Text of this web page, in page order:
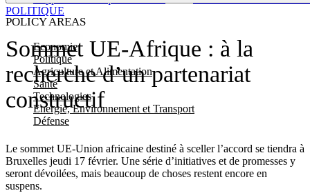
POLICY AREAS
Economie
Politique
Agriculture et Alimentation
Santé
Technologies
Energie, Environnement et Transport
Défense
Sommet UE-Afrique : à la
recherche d’un partenariat
constructif
Le sommet UE-Union africaine destiné à sceller l’accord se tiendra à
Bruxelles jeudi 17 février. Une série d’initiatives et de promesses y
seront dévoilées, mais beaucoup de choses restent encore en
suspens.
POLITIQUE